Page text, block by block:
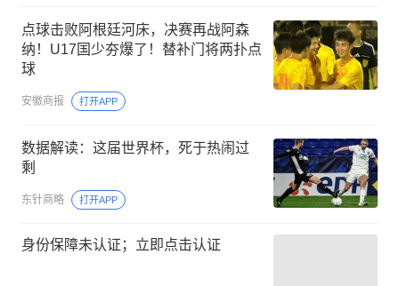
点球击败阿根廷河床，决赛再战阿森
纳！U17国少夯爆了！替补门将两扑点
球
安徽商报 打开APP
数据解读：这届世界杯，死于热闹过
剩
东针商略 打开APP
身份保障未认证；立即点击认证